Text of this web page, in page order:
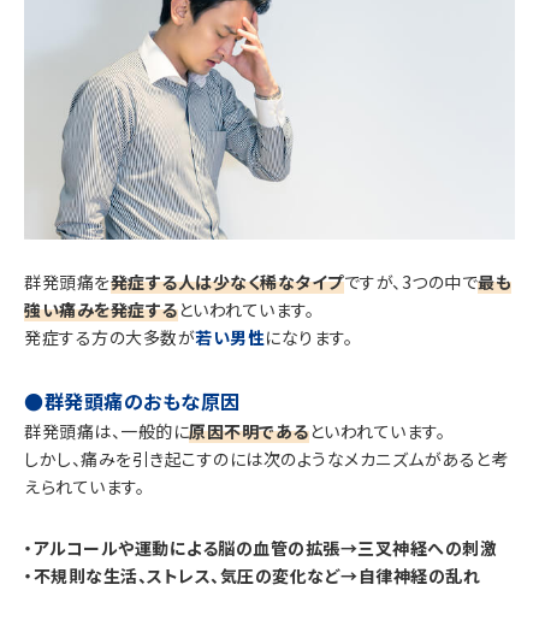
群発頭痛を発症する人は少なく稀なタイプですが、3つの中で最も
強い痛みを発症するといわれています。
発症する方の大多数が若い男性になります。
●群発頭痛のおもな原因
群発頭痛は、一般的に原因不明であるといわれています。
しかし、痛みを引き起こすのには次のようなメカニズムがあると考
えられています。
・アルコールや運動による脳の血管の拡張→三叉神経への刺激
・不規則な生活、ストレス、気圧の変化など→自律神経の乱れ